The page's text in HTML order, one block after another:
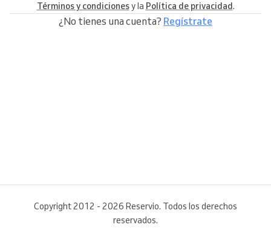
Términos y condicionesy la Política de privacidad.
¿No tienes una cuenta? Regístrate
Copyright 2012 - 2026 Reservio. Todos los derechos
reservados.